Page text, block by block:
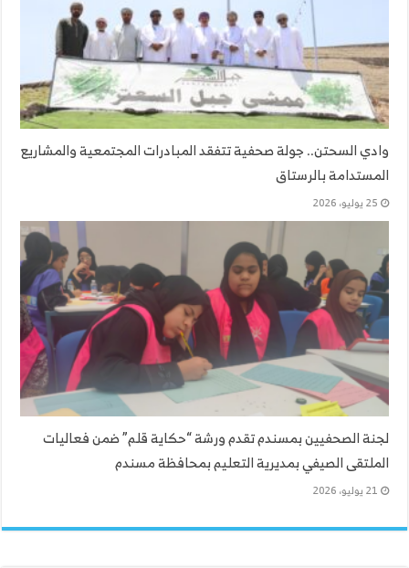
وادي السحتن.. جولة صحفية تتفقد المبادرات المجتمعية والمشاريع
المستدامة بالرستاق
25 يوليو، 2026
لجنة الصحفيين بمسندم تقدم ورشة “حكاية قلم” ضمن فعاليات
الملتقى الصيفي بمديرية التعليم بمحافظة مسندم
21 يوليو، 2026